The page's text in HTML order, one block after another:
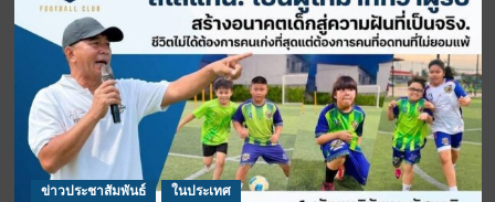
ข่าวประชาสัมพันธ์ ในประเทศ